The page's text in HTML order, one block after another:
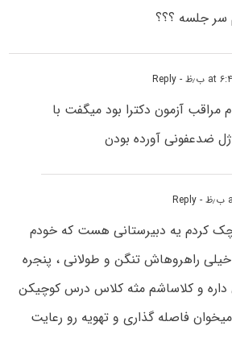
سر جلسه ؟؟؟
- Reply
مراقب آزمون دکترا بود میگفت با
ضدعفونی آورده بودن
- Reply
چک کردم یه دبیرستانی هست که خودم‌
راهروهاش تنگن و طولانی ، پنجره
و کلاساشم مثه کلاس درس کوچیکن
فاصله گذاری و تهویه رو رعایت